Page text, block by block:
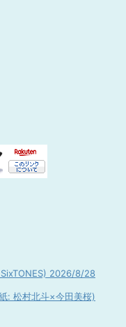
2026/8/28
: 松村北斗×今田美桜)